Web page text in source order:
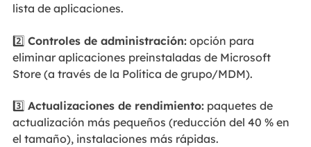
lista de aplicaciones.
2️⃣ Controles de administración:opción para
eliminar aplicaciones preinstaladas de Microsoft
Store (a través de la Política de grupo/MDM).
3️⃣ Actualizaciones de rendimiento:paquetes de
actualización más pequeños (reducción del 40 % en
el tamaño), instalaciones más rápidas.